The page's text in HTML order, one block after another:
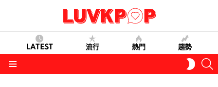
LATEST 流行 熱門 趨勢
SKIN